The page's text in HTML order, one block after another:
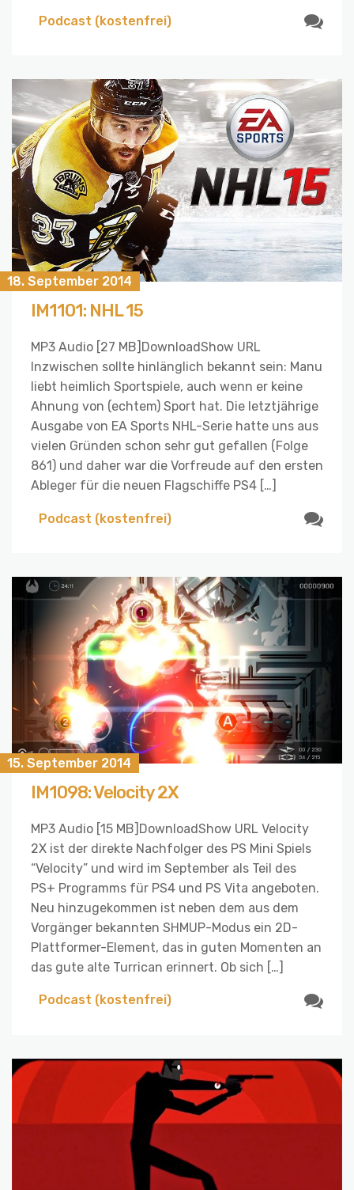
Podcast (kostenfrei)
18. September 2014
IM1101: NHL 15
MP3 Audio [27 MB]DownloadShow URL
Inzwischen sollte hinlänglich bekannt sein: Manu
liebt heimlich Sportspiele, auch wenn er keine
Ahnung von (echtem) Sport hat. Die letztjährige
Ausgabe von EA Sports NHL-Serie hatte uns aus
vielen Gründen schon sehr gut gefallen (Folge
861) und daher war die Vorfreude auf den ersten
Ableger für die neuen Flagschiffe PS4 […]
Podcast (kostenfrei)
15. September 2014
IM1098: Velocity 2X
MP3 Audio [15 MB]DownloadShow URL Velocity
2X ist der direkte Nachfolger des PS Mini Spiels
“Velocity” und wird im September als Teil des
PS+ Programms für PS4 und PS Vita angeboten.
Neu hinzugekommen ist neben dem aus dem
Vorgänger bekannten SHMUP-Modus ein 2D-
Plattformer-Element, das in guten Momenten an
das gute alte Turrican erinnert. Ob sich […]
Podcast (kostenfrei)